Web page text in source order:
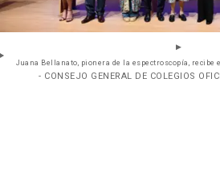
Juana Bellanato, pionera de la espectroscopía, recibe
- CONSEJO GENERAL DE COLEGIOS